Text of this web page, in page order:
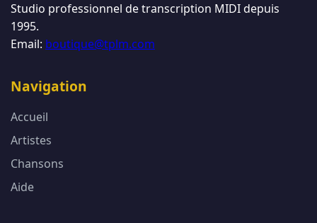
Studio professionnel de transcription MIDI depuis
1995.
Email: boutique@tplm.com
Navigation
Accueil
Artistes
Chansons
Aide